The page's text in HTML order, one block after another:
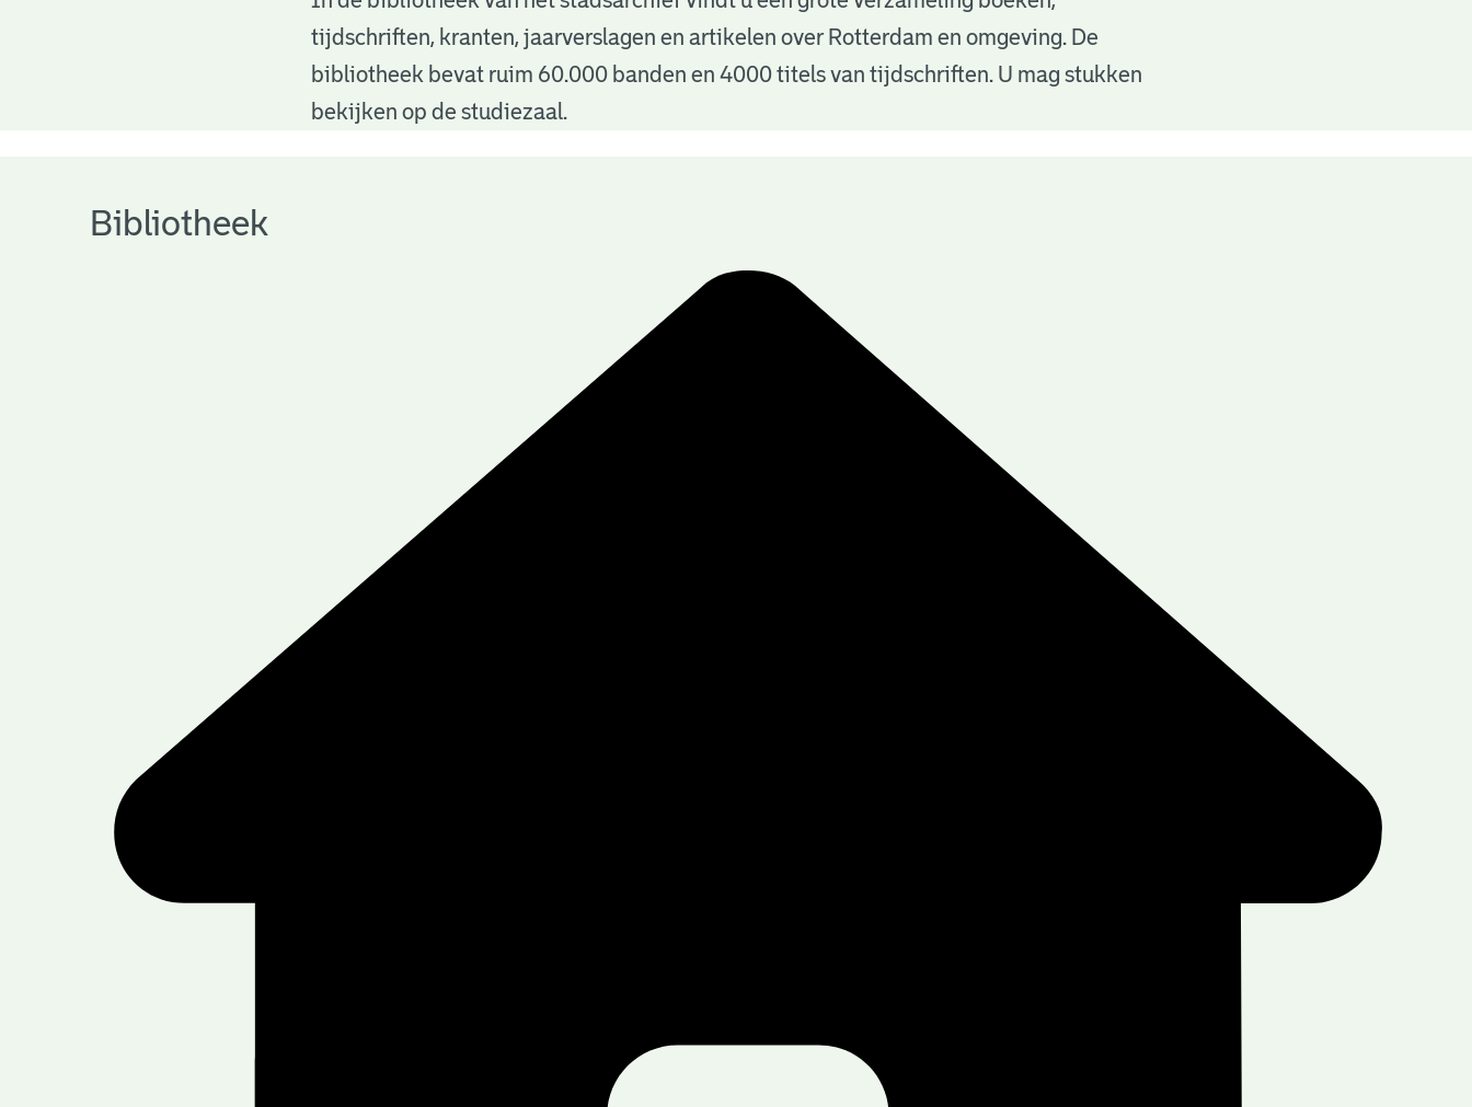
tijdschriften, kranten, jaarverslagen en artikelen over Rotterdam en omgeving. De
bibliotheek bevat ruim 60.000 banden en 4000 titels van tijdschriften. U mag stukken
bekijken op de studiezaal.
Bibliotheek